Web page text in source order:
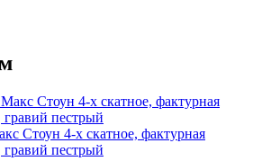
Стоун 4-х скатное, фактурная
гравий пестрый